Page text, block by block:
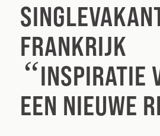
FRANKRIJK
“INSPIRATIE
EEN NIEUWE